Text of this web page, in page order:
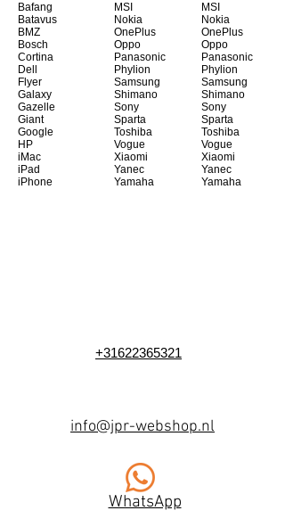
Bafang
Batavus
BMZ
Bosch
Cortina
Dell
Flyer
Galaxy
Gazelle
Giant
Google
HP
iMac
iPad
iPhone
MSI
Nokia
OnePlus
Oppo
Panasonic
Phylion
Samsung
Shimano
Sony
Sparta
Toshiba
Vogue
Xiaomi
Yanec
Yamaha
MSI
Nokia
OnePlus
Oppo
Panasonic
Phylion
Samsung
Shimano
Sony
Sparta
Toshiba
Vogue
Xiaomi
Yanec
Yamaha
+31622365321
info@jpr-webshop.nl
WhatsApp